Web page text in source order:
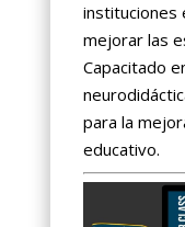
instituciones
mejorar las
Capacitado
para la
educativo.